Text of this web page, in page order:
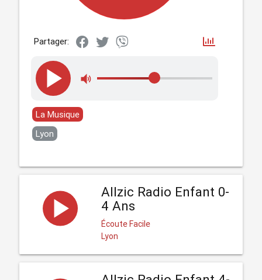
Partager:
La Musique
Lyon
Allzic Radio Enfant 0-
4 Ans
Écoute Facile
Lyon